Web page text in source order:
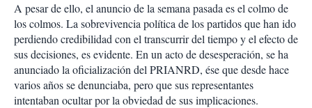
A pesar de ello, el anuncio de la semana pasada es el colmo de
los colmos. La sobrevivencia política de los partidos que han ido
perdiendo credibilidad con el transcurrir del tiempo y el efecto de
sus decisiones, es evidente. En un acto de desesperación, se ha
anunciado la oficialización del PRIANRD, ése que desde hace
varios años se denunciaba, pero que sus representantes
intentaban ocultar por la obviedad de sus implicaciones.